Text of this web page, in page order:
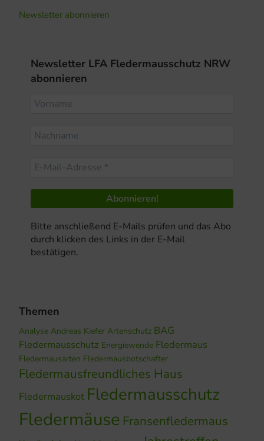
Newsletter abonnieren
Newsletter LFA Fledermausschutz NRW
abonnieren
Bitte anschließend E-Mails prüfen und das Abo
durch klicken des Links in der E-Mail
bestätigen.
Themen
Analyse Andreas Kiefer Artenschutz BAG
Fledermausschutz Energiewende Fledermaus
Fledermausarten Fledermausbotschafter
Fledermausfreundliches Haus
Fledermauskot Fledermausschutz
Fledermäuse Fransenfledermaus